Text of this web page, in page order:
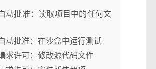
动批准：读取项目中的任何文
动批准：在沙盒中运行测试
求许可：修改源代码文件